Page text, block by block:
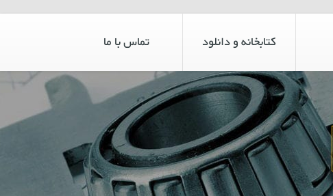
کتابخانه و دانلود تماس با ما